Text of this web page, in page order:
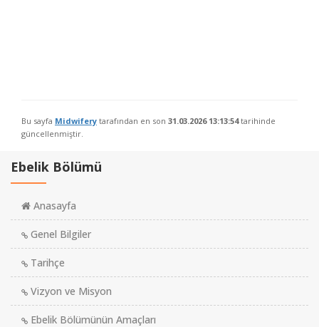
Bu sayfa Midwifery tarafından en son 31.03.2026 13:13:54tarihinde
güncellenmiştir.
Ebelik Bölümü
Anasayfa
Genel Bilgiler
Tarihçe
Vizyon ve Misyon
Ebelik Bölümünün Amaçları